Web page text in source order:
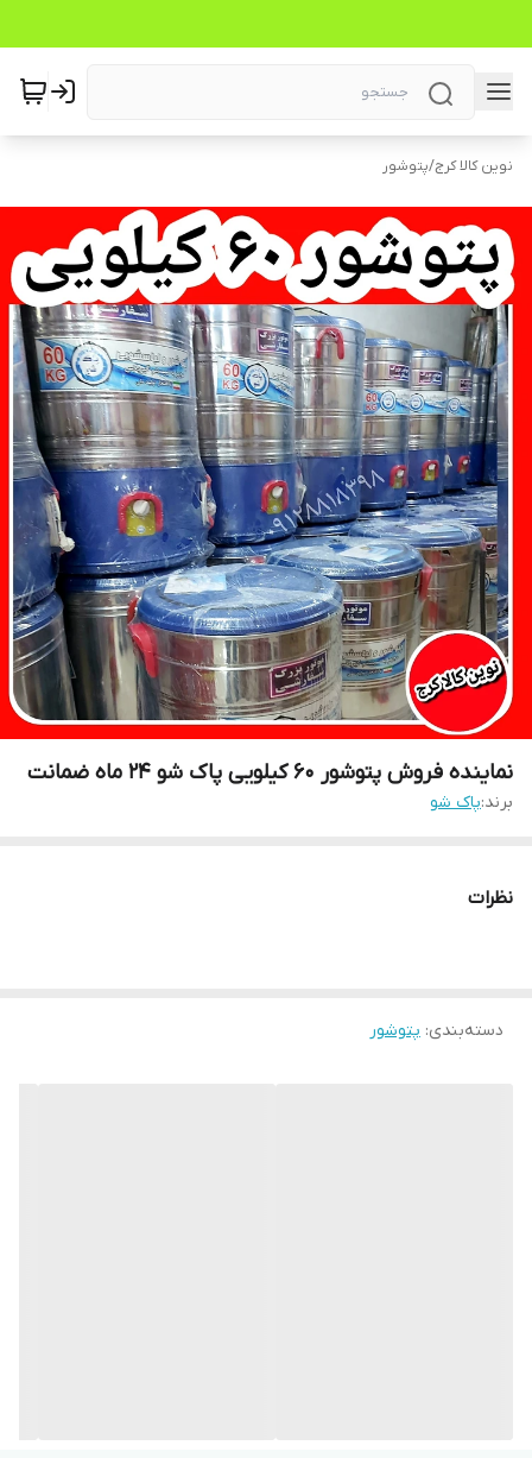
نوین کالا کرج/پتوشور
نماینده فروش پتوشور ۶۰ کیلویی پاک شو ۲۴ ماه ضمانت
برند:پاک شو
نظرات
دسته‌بندی: پتوشور